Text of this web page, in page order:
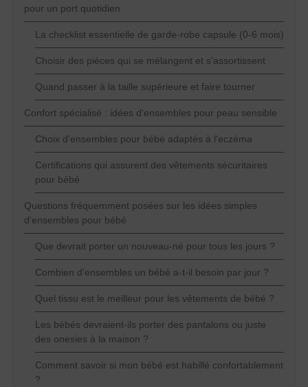
pour un port quotidien
La checklist essentielle de garde-robe capsule (0-6 mois)
Choisir des pièces qui se mélangent et s'assortissent
Quand passer à la taille supérieure et faire tourner
Confort spécialisé : idées d'ensembles pour peau sensible
Choix d'ensembles pour bébé adaptés à l'eczéma
Certifications qui assurent des vêtements sécuritaires
pour bébé
Questions fréquemment posées sur les idées simples
d'ensembles pour bébé
Que devrait porter un nouveau-né pour tous les jours ?
Combien d'ensembles un bébé a-t-il besoin par jour ?
Quel tissu est le meilleur pour les vêtements de bébé ?
Les bébés devraient-ils porter des pantalons ou juste
des onesies à la maison ?
Comment savoir si mon bébé est habillé confortablement
?